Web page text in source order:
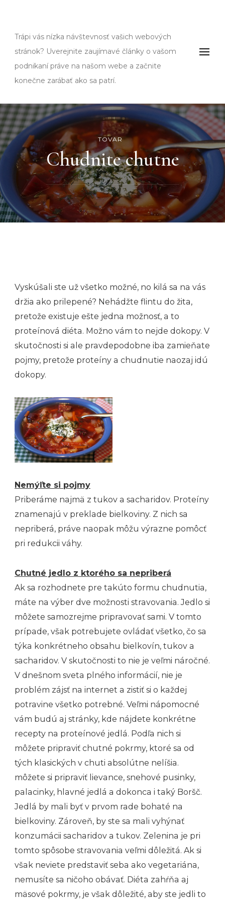
Trápi vás nízka návštevnosť vašich webových
stránok? Uverejnite zaujímavé články o vašom
podnikaní práve na našom webe a začnite
konečne zarábať ako sa patrí.
TOVAR
Chudnite chutne
Vyskúšali ste už všetko možné, no kilá sa na vás
držia ako prilepené? Nehádžte flintu do žita,
pretože existuje ešte jedna možnosť, a to
proteínová diéta. Možno vám to nejde dokopy. V
skutočnosti si ale pravdepodobne iba zamieňate
pojmy, pretože proteíny a chudnutie naozaj idú
dokopy.
Nemýľte si pojmy
Priberáme najmä z tukov a sacharidov. Proteíny
znamenajú v preklade bielkoviny. Z nich sa
nepriberá, práve naopak môžu výrazne pomôcť
pri redukcii váhy.
Chutné jedlo z ktorého sa nepriberá
Ak sa rozhodnete pre takúto formu chudnutia,
máte na výber dve možnosti stravovania. Jedlo si
môžete samozrejme pripravovať sami. V tomto
prípade, však potrebujete ovládať všetko, čo sa
týka konkrétneho obsahu bielkovín, tukov a
sacharidov. V skutočnosti to nie je veľmi náročné.
V dnešnom sveta plného informácií, nie je
problém zájsť na internet a zistiť si o každej
potravine všetko potrebné. Veľmi nápomocné
vám budú aj stránky, kde nájdete konkrétne
recepty na proteínové jedlá. Podľa nich si
môžete pripraviť chutné pokrmy, ktoré sa od
tých klasických v chuti absolútne nelíšia.
môžete si pripraviť lievance, snehové pusinky,
palacinky, hlavné jedlá a dokonca i taký Boršč.
Jedlá by mali byť v prvom rade bohaté na
bielkoviny. Zároveň, by ste sa mali vyhýnať
konzumácii sacharidov a tukov. Zelenina je pri
tomto spôsobe stravovania veľmi dôležitá. Ak si
však neviete predstaviť seba ako vegetariána,
nemusíte sa ničoho obávať. Diéta zahŕňa aj
mäsové pokrmy, je však dôležité, aby ste jedli to